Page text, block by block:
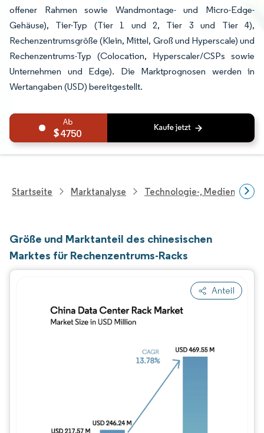
offener Rahmen sowie Wandmontage- und Micro-Edge-
Gehäuse), Tier-Typ (Tier 1 und 2, Tier 3 und Tier 4),
Rechenzentrumsgröße (Klein, Mittel, Groß und Hyperscale) und
Rechenzentrums-Typ (Colocation, Hyperscaler/CSPs sowie
Unternehmen und Edge). Die Marktprognosen werden in
Wertangaben (USD) bereitgestellt.
4750
Startseite Marktanalyse Technologie-, Medien- Und
Größe und Marktanteil des chinesischen
Marktes für Rechenzentrums-Racks
Anteil
Bild © Mordor Intelligence.